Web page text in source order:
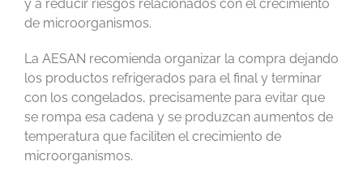
y a reducir riesgos relacionados con el crecimiento
de microorganismos.
La AESAN recomienda organizar la compra dejando
los productos refrigerados para el final y terminar
con los congelados, precisamente para evitar que
se rompa esa cadena y se produzcan aumentos de
temperatura que faciliten el crecimiento de
microorganismos.